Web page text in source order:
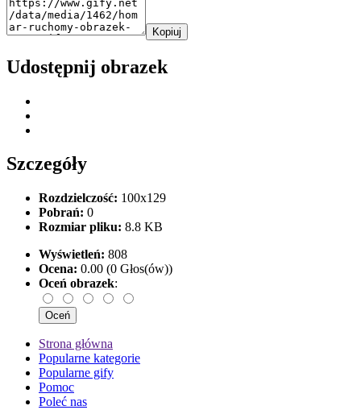
Kopiuj
Udostępnij obrazek
Szczegóły
Rozdzielczość: 100x129
Pobrań: 0
Rozmiar pliku: 8.8 KB
Wyświetleń: 808
Ocena: 0.00 (0 Głos(ów))
Oceń obrazek:
Strona główna
Popularne kategorie
Popularne gify
Pomoc
Poleć nas